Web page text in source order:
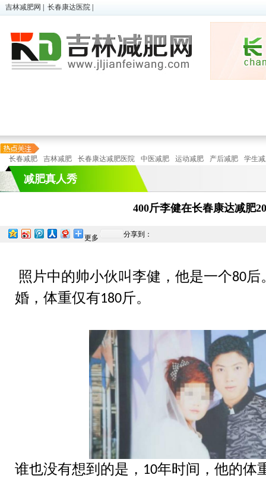
吉林减肥网 长春康达医院
热点关注
长春减肥 吉林减肥 长春康达减肥医院 中医减肥 运动减肥 产后减肥 学生
减肥真人秀
400斤李健在长春康达减肥
分享到：
更多
照片中的帅小伙叫李健，他是一个80后
婚，体重仅有180斤。
谁也没有想到的是， 10年时间，他的体